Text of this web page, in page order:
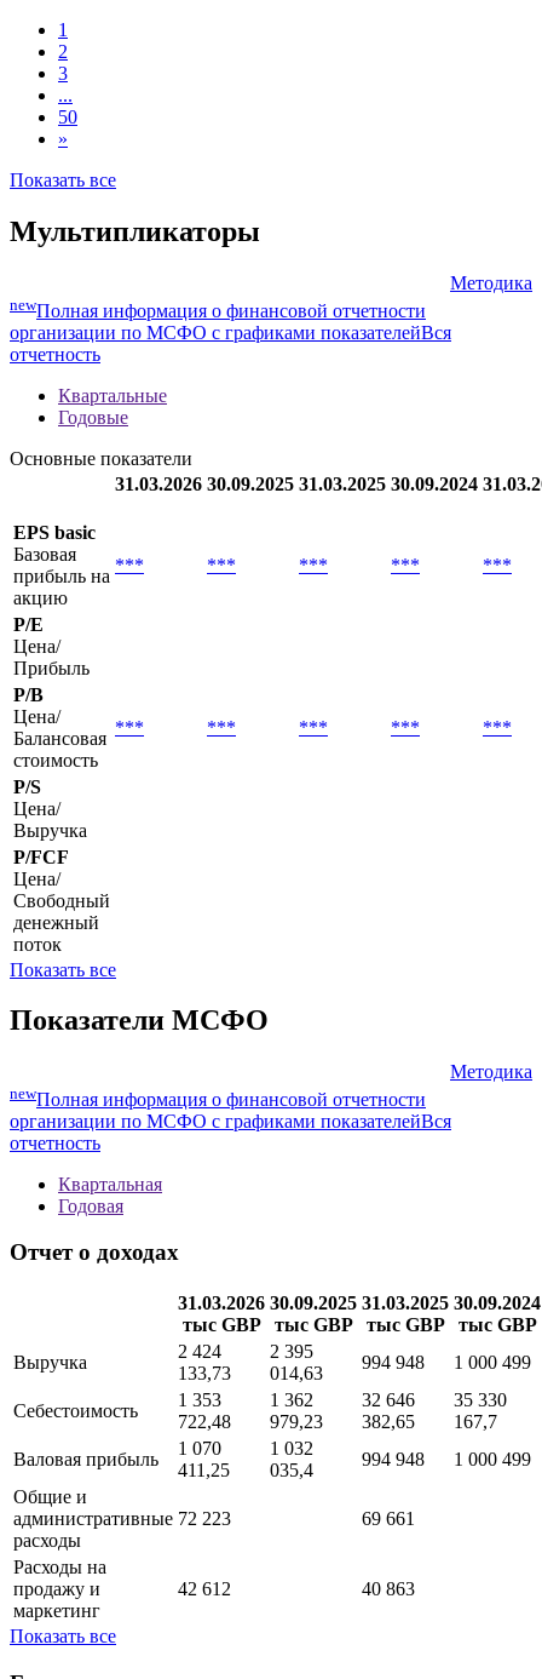
1
2
3
...
50
»
Показать все
Мультипликаторы
Методика
newПолная информация о финансовой отчетности
организации по МСФО с графиками показателейВся
отчетность
Квартальные
Годовые
Основные показатели
31.03.2026 30.09.2025 31.03.2025 30.09.2024
EPS basic
Базовая
прибыль на
акцию
*** *** *** *** ***
P/E
Цена/
Прибыль
P/B
Цена/
Балансовая
стоимость
*** *** *** *** ***
P/S
Цена/
Выручка
P/FCF
Цена/
Свободный
денежный
поток
Показать все
Показатели МСФО
Методика
newПолная информация о финансовой отчетности
организации по МСФО с графиками показателейВся
отчетность
Квартальная
Годовая
Отчет о доходах
31.03.2026
тыс GBP
30.09.2025
тыс GBP
31.03.2025
тыс GBP
30.09.2024
тыс GBP
Выручка
2 424
133,73
2 395
014,63
994 948 1 000 499
Себестоимость
1 353
722,48
1 362
979,23
32 646
382,65
35 330
167,7
Валовая прибыль
1 070
411,25
1 032
035,4
994 948
1 000 499
Общие и
административные
расходы
72 223 69 661
Расходы на
продажу и
маркетинг
42 612 40 863
Показать все